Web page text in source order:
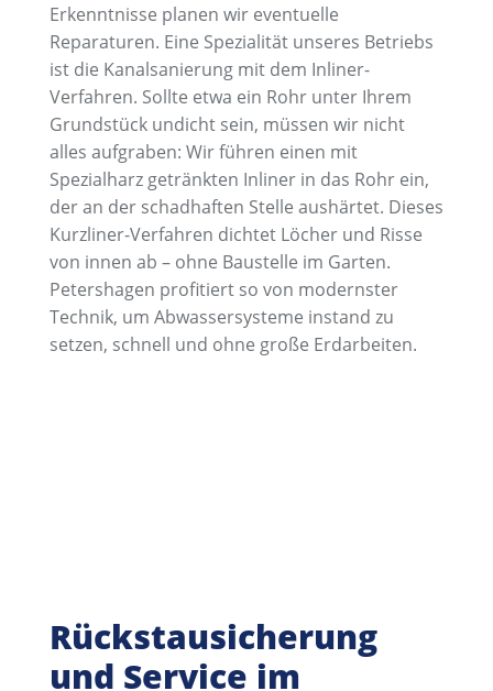
Erkenntnisse planen wir eventuelle
Reparaturen. Eine Spezialität unseres Betriebs
ist die Kanalsanierung mit dem Inliner-
Verfahren. Sollte etwa ein Rohr unter Ihrem
Grundstück undicht sein, müssen wir nicht
alles aufgraben: Wir führen einen mit
Spezialharz getränkten Inliner in das Rohr ein,
der an der schadhaften Stelle aushärtet. Dieses
Kurzliner-Verfahren dichtet Löcher und Risse
von innen ab – ohne Baustelle im Garten.
Petershagen profitiert so von modernster
Technik, um Abwassersysteme instand zu
setzen, schnell und ohne große Erdarbeiten.
Rückstausicherung
und Service im